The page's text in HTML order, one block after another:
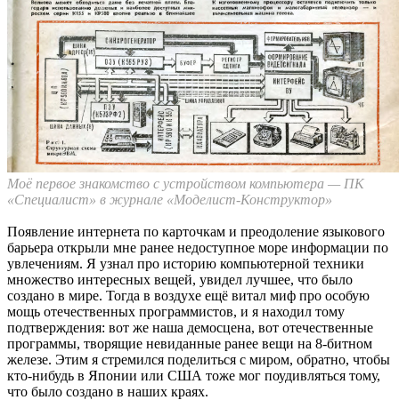
Моё первое знакомство с устройством компьютера — ПК
«Специалист» в журнале «Моделист-Конструктор»
Появление интернета по карточкам и преодоление языкового
барьера открыли мне ранее недоступное море информации по
увлечениям. Я узнал про историю компьютерной техники
множество интересных вещей, увидел лучшее, что было
создано в мире. Тогда в воздухе ещё витал миф про особую
мощь отечественных программистов, и я находил тому
подтверждения: вот же наша демосцена, вот отечественные
программы, творящие невиданные ранее вещи на 8-битном
железе. Этим я стремился поделиться с миром, обратно, чтобы
кто-нибудь в Японии или США тоже мог поудивляться тому,
что было создано в наших краях.